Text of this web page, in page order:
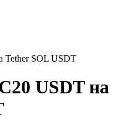
Tether SOL USDT
USDT на